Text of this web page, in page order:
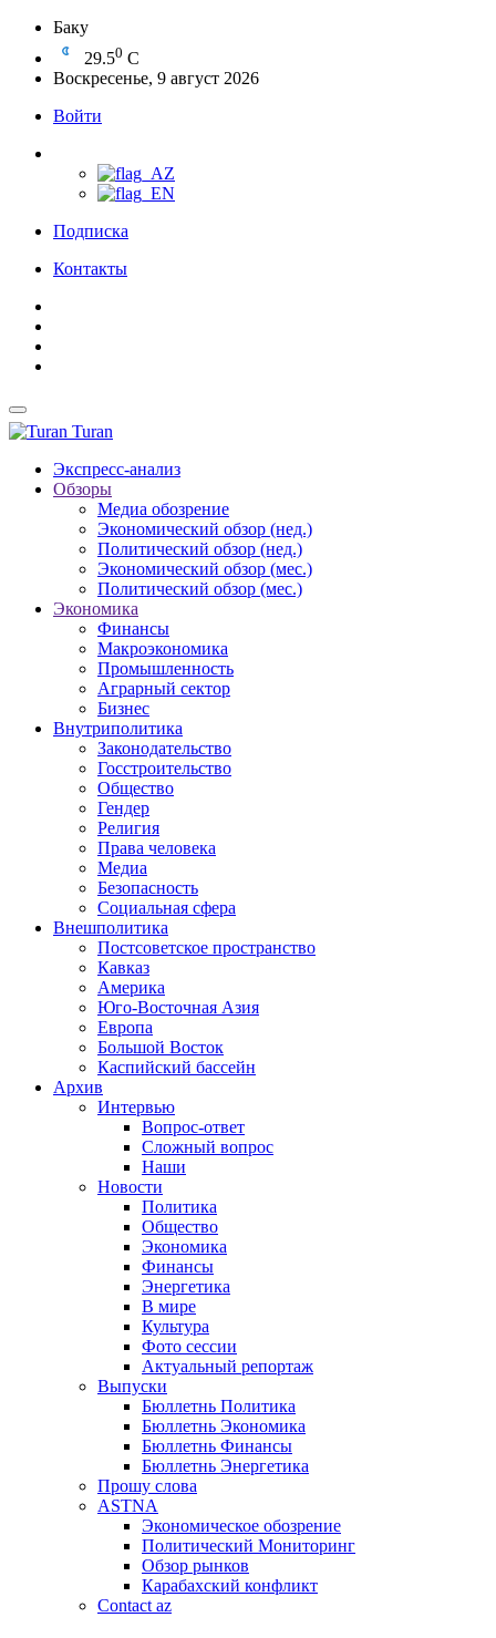
Баку
29.50 C
Воскресенье, 9 август 2026
Войти
Подписка
Контакты
Turan
Экспресс-анализ
Обзоры
Медиа обозрение
Экономический обзор (нед.)
Политический обзор (нед.)
Экономический обзор (мес.)
Политический обзор (мес.)
Экономика
Финансы
Макроэкономика
Промышленность
Аграрный сектор
Бизнес
Внутриполитика
Законодательство
Госстроительство
Общество
Гендер
Религия
Права человека
Медиа
Безопасность
Социальная сфера
Внешполитика
Постсоветское пространство
Кавказ
Америка
Юго-Восточная Азия
Европа
Большой Восток
Каспийский бассейн
Архив
Интервью
Вопрос-ответ
Сложный вопрос
Наши
Новости
Политика
Общество
Экономика
Финансы
Энергетика
В мире
Культура
Фото сессии
Актуальный репортаж
Выпуски
Бюллетнь Политика
Бюллетнь Экономика
Бюллетнь Финансы
Бюллетнь Энергетика
Прошу слова
ASTNA
Экономическое обозрение
Политический Мониторинг
Обзор рынков
Карабахский конфликт
Contact az